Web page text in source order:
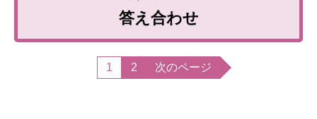
答え合わせ
1 2 次のページ